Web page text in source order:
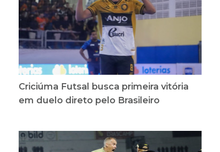
Criciúma Futsal busca primeira vitória
em duelo direto pelo Brasileiro